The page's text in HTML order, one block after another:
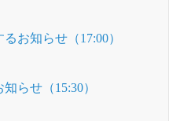
お知らせ（17:00）
らせ（15:30）